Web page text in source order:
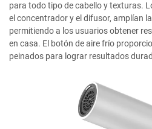
para todo tipo de cabello y texturas.
el concentrador y el difusor, amplían
permitiendo a los usuarios obtener
en casa. El botón de aire frío
peinados para lograr resultados